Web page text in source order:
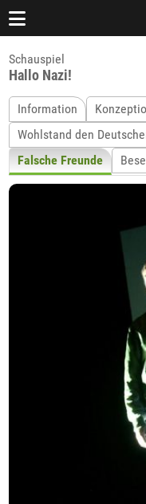
Schauspiel
Hallo Nazi!
Information
Wohlstand den
Falsche Freunde